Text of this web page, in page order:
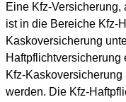
Eine Kfz-Versicherung,
ist in die Bereiche Kfz-
Kaskoversicherung
Kfz-
werden. Die Kfz-